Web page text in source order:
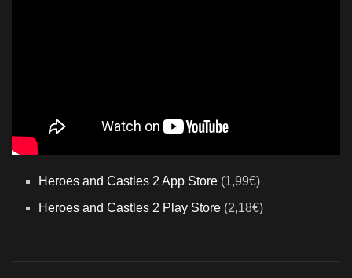
Heroes and Castles 2 App Store (1,99€)
Heroes and Castles 2 Play Store (2,18€)